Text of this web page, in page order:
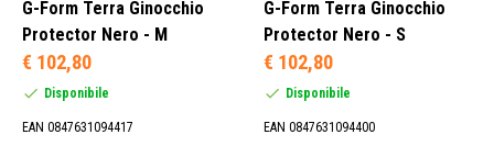
G-Form Terra Ginocchio
Protector Nero - M
€ 102,80
Disponibile
EAN 0847631094417
G-Form Terra Ginocchio
Protector Nero - S
€ 102,80
Disponibile
EAN 0847631094400